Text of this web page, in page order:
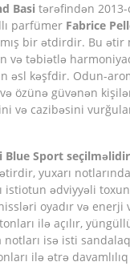
Basi tərəfindən
parfümer Fabrice
bir ətdirdir. Bu ətir
və təbiətlə
əsl kəşfdir. Odun-
özünə güvənən
və cazibəsini
Blue Sport
yuxarı
istiotun ədviyyəli
oyadır və
ilə açılır,
isə isti sandalaq
ilə ətrə